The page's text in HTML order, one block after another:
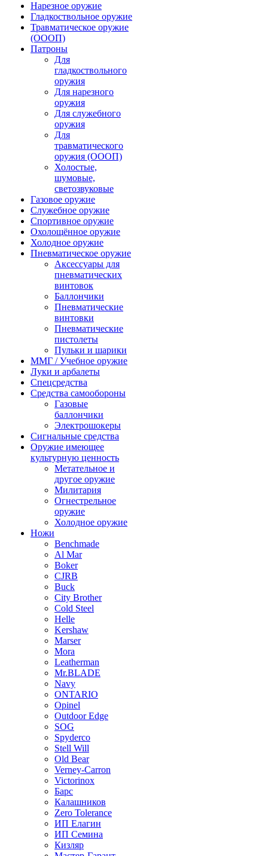
Нарезное оружие
Гладкоствольное оружие
Травматическое оружие
(ОООП)
Патроны
Для
гладкоствольного
оружия
Для нарезного
оружия
Для служебного
оружия
Для
травматического
оружия (ОООП)
Холостые,
шумовые,
светозвуковые
Газовое оружие
Служебное оружие
Спортивное оружие
Охолощённое оружие
Холодное оружие
Пневматическое оружие
Аксессуары для
пневматических
винтовок
Баллончики
Пневматические
винтовки
Пневматические
пистолеты
Пульки и шарики
ММГ / Учебное оружие
Луки и арбалеты
Спецсредства
Средства самообороны
Газовые
баллончики
Электрошокеры
Сигнальные средства
Оружие имеющее
культурную ценность
Метательное и
другое оружие
Милитария
Огнестрельное
оружие
Холодное оружие
Ножи
Benchmade
Al Mar
Boker
CJRB
Buck
City Brother
Cold Steel
Helle
Kershaw
Marser
Mora
Leatherman
Mr.BLADE
Navy
ONTARIO
Opinel
Outdoor Edge
SOG
Spyderco
Stell Will
Old Bear
Verney-Carron
Victorinox
Барс
Калашников
Zero Tolerance
ИП Елагин
ИП Семина
Кизляр